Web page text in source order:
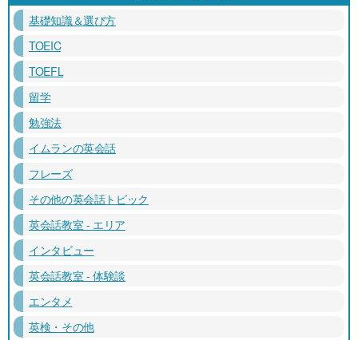
基礎知識＆選び方
TOEIC
TOEFL
留学
勉強法
イムランの英会話
フレーズ
その他の英会話トピック
英会話教室 - エリア
インタビュー
英会話教室 - 体験談
エンタメ
英検・その他